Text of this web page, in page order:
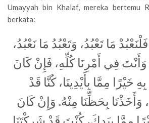
Umayyah bin Khalaf, mereka bertemu
berkata:
مَا تَعْبُدُ، وَتَعْبُدُ مَا نَعْبُدُ،
فِي أَمْرِنَا كُلِّهِ، فَإِنْ كَانَ
خَيْرًا مِمَّا بِأَيْدِينَا، كُنَّا قَدْ
وَأَخَذْنَا بِحَظِّنَا مِنْهُ. وَإِنْ كَانَ
مِمَّا بِيَدِكَ، كُنْتَ قَدْ شَرِكْتَنَا